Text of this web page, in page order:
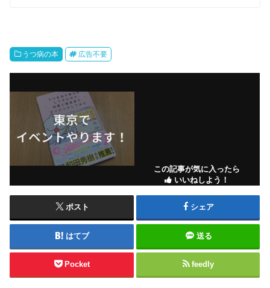
うつ病の本 広告不要
この記事が気に入ったら
いいねしよう！
ポスト シェア
はてブ 送る
Pocket feedly